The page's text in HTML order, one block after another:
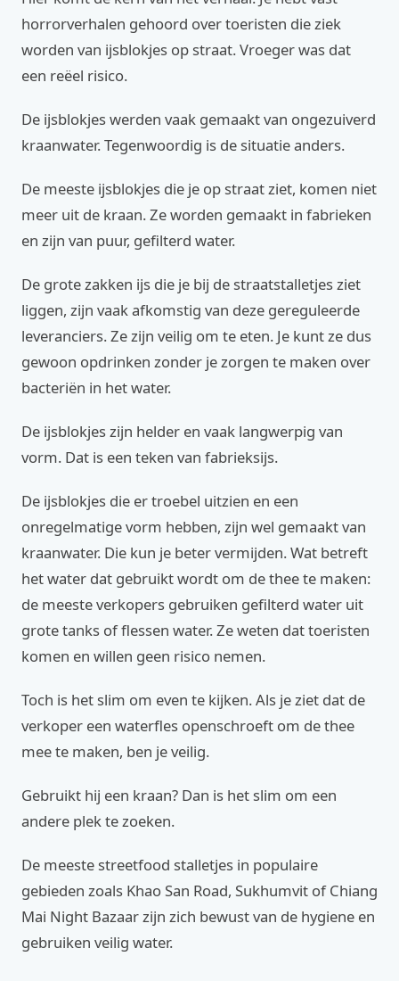
horrorverhalen gehoord over toeristen die ziek
worden van ijsblokjes op straat. Vroeger was dat
een reëel risico.
De ijsblokjes werden vaak gemaakt van ongezuiverd
kraanwater. Tegenwoordig is de situatie anders.
De meeste ijsblokjes die je op straat ziet, komen niet
meer uit de kraan. Ze worden gemaakt in fabrieken
en zijn van puur, gefilterd water.
De grote zakken ijs die je bij de straatstalletjes ziet
liggen, zijn vaak afkomstig van deze gereguleerde
leveranciers. Ze zijn veilig om te eten. Je kunt ze dus
gewoon opdrinken zonder je zorgen te maken over
bacteriën in het water.
De ijsblokjes zijn helder en vaak langwerpig van
vorm. Dat is een teken van fabrieksijs.
De ijsblokjes die er troebel uitzien en een
onregelmatige vorm hebben, zijn wel gemaakt van
kraanwater. Die kun je beter vermijden. Wat betreft
het water dat gebruikt wordt om de thee te maken:
de meeste verkopers gebruiken gefilterd water uit
grote tanks of flessen water. Ze weten dat toeristen
komen en willen geen risico nemen.
Toch is het slim om even te kijken. Als je ziet dat de
verkoper een waterfles openschroeft om de thee
mee te maken, ben je veilig.
Gebruikt hij een kraan? Dan is het slim om een
andere plek te zoeken.
De meeste streetfood stalletjes in populaire
gebieden zoals Khao San Road, Sukhumvit of Chiang
Mai Night Bazaar zijn zich bewust van de hygiene en
gebruiken veilig water.